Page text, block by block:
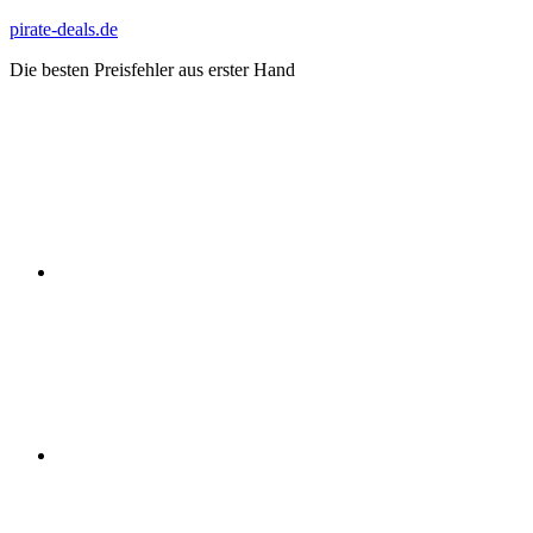
Zum
springen
pirate-deals.de
Die besten Preisfehler aus erster Hand